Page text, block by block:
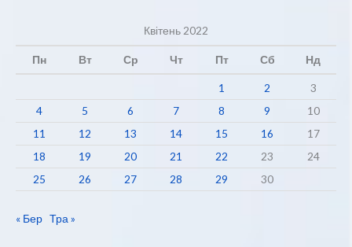
Квітень 2022
Пн Вт Ср Чт Пт Сб Нд
1 2
3
4
5 6 7 8 9
10
11
12 13 14 15 16
17
18
19 20 21 22 23
24
25
26 27 28 29 30
« Бер Тра »